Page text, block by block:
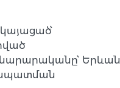
Երևան